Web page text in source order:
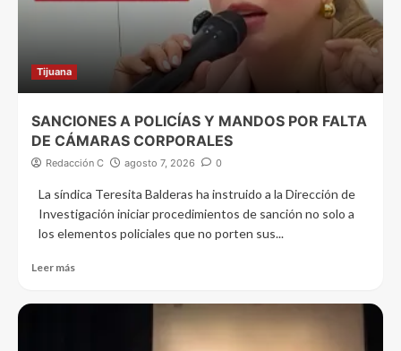
Tijuana
SANCIONES A POLICÍAS Y MANDOS POR FALTA
DE CÁMARAS CORPORALES
Redacción C agosto 7, 2026 0
La síndica Teresita Balderas ha instruido a la Dirección de
Investigación iniciar procedimientos de sanción no solo a
los elementos policiales que no porten sus...
Leer más